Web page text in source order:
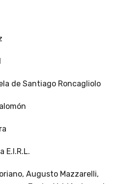
de Santiago Roncagliolo
E.I.R.L.
Augusto Mazzarelli,